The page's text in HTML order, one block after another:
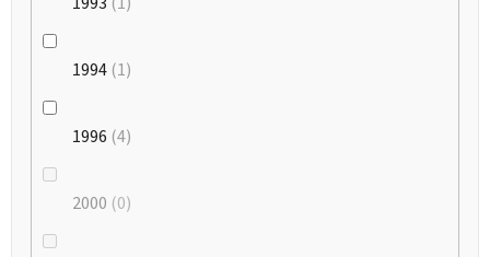
1994 1
1996 4
2000 0